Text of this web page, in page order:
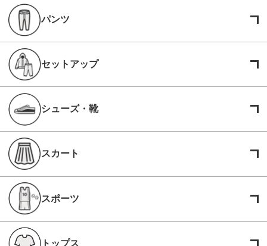
パンツ
セットアップ
シューズ・靴
スカート
スポーツ
トップス